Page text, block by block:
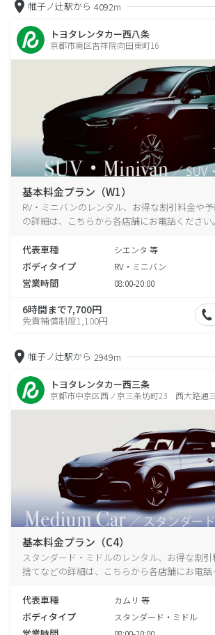
帷子ノ辻駅から 4092m
トヨタレンタカー西八条
京都市南区吉祥院向田東町16
基本料金プラン（W1）
RV・ミニバンのレンタル、お得な割引料金や
の詳細は、こちらから各店舗にお電話ください。
代表車種 シエンタ 等
ボディタイプ RV・ミニバン
営業時間 08:00-20:00
6時間まで7,700円
免責補償制度1,100円
帷子ノ辻駅から 2949m
トヨタレンタカー西三条
京都市中京区西ノ京三条坊町23 西大路通
基本料金プラン（C4）
スタンダード・ミドルのレンタル、お得な割引
捨てなどの詳細は、こちらから各店舗にお電話
代表車種 カムリ 等
ボディタイプ スタンダード・ミドル